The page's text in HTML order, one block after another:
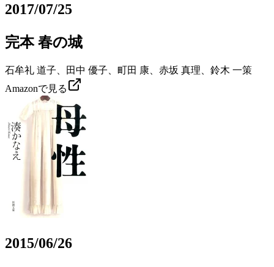
2017/07/25
完本 春の城
石牟礼 道子、田中 優子、町田 康、赤坂 真理、鈴木 一策
Amazonで見る
2015/06/26